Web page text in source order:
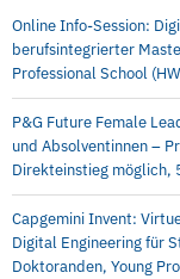
Online Info-Session:
berufsintegrierter
Professional School
P&G Future Female
und Absolventinnen –
Direkteinstieg
Capgemini Invent:
Digital Engineering für
Doktoranden, Young